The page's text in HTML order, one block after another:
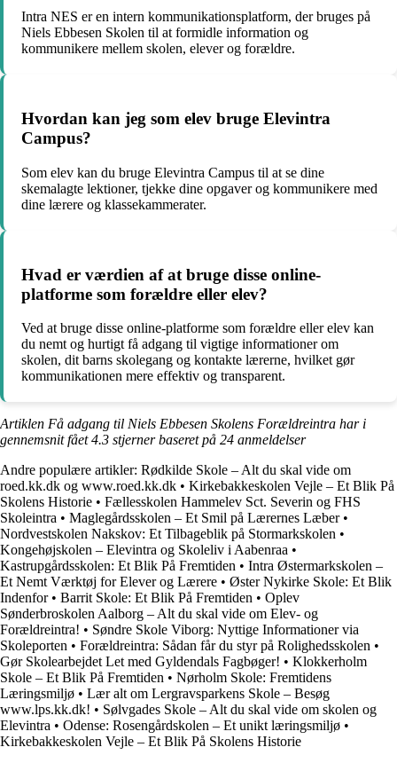
Intra NES er en intern kommunikationsplatform, der bruges på
Niels Ebbesen Skolen til at formidle information og
kommunikere mellem skolen, elever og forældre.
Hvordan kan jeg som elev bruge Elevintra
Campus?
Som elev kan du bruge Elevintra Campus til at se dine
skemalagte lektioner, tjekke dine opgaver og kommunikere med
dine lærere og klassekammerater.
Hvad er værdien af at bruge disse online-
platforme som forældre eller elev?
Ved at bruge disse online-platforme som forældre eller elev kan
du nemt og hurtigt få adgang til vigtige informationer om
skolen, dit barns skolegang og kontakte lærerne, hvilket gør
kommunikationen mere effektiv og transparent.
Artiklen Få adgang til Niels Ebbesen Skolens Forældreintra har i
gennemsnit fået4.3 stjerner baseret på 24 anmeldelser
Andre populære artikler: Rødkilde Skole – Alt du skal vide om
roed.kk.dk og www.roed.kk.dk • Kirkebakkeskolen Vejle – Et Blik På
Skolens Historie • Fællesskolen Hammelev Sct. Severin og FHS
Skoleintra • Maglegårdsskolen – Et Smil på Lærernes Læber•
Nordvestskolen Nakskov: Et Tilbageblik på Stormarkskolen •
Kongehøjskolen – Elevintra og Skoleliv i Aabenraa •
Kastrupgårdsskolen: Et Blik På Fremtiden • Intra Østermarkskolen –
Et Nemt Værktøj for Elever og Lærere • Øster Nykirke Skole: Et Blik
Indenfor• Barrit Skole: Et Blik På Fremtiden • Oplev
Sønderbroskolen Aalborg – Alt du skal vide om Elev- og
Forældreintra! • Søndre Skole Viborg: Nyttige Informationer via
Skoleporten • Forældreintra: Sådan får du styr på Rolighedsskolen •
Gør Skolearbejdet Let med Gyldendals Fagbøger! • Klokkerholm
Skole – Et Blik På Fremtiden • Nørholm Skole: Fremtidens
Læringsmiljø • Lær alt om Lergravsparkens Skole – Besøg
www.lps.kk.dk! • Sølvgades Skole – Alt du skal vide om skolen og
Elevintra • Odense: Rosengårdskolen – Et unikt læringsmiljø •
Kirkebakkeskolen Vejle – Et Blik På Skolens Historie